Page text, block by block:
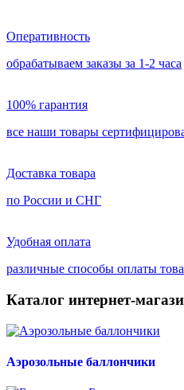
Оперативность
обрабатываем заказы за 1-2 часа
100% гарантия
все наши товары
Доставка товара
по России и СНГ
Удобная оплата
различные способы оплаты
Каталог интернет-
Аэрозольные баллончики